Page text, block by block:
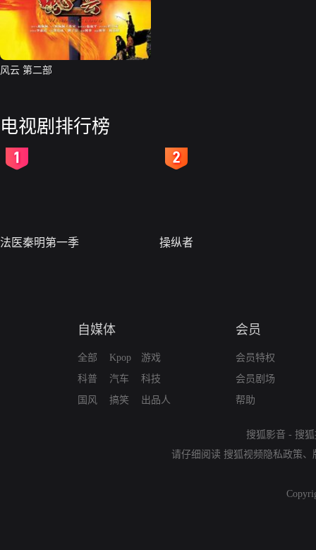
风云 第二部
电视剧排行榜
法医秦明第一季 操纵者
自媒体
全部
科普
国风
Kpop
汽车
搞笑
游戏
科技
出品人
会员
会员特权
会员剧场
帮助
搜狐影音 - 搜
请仔细阅读 搜狐视频隐私政策、